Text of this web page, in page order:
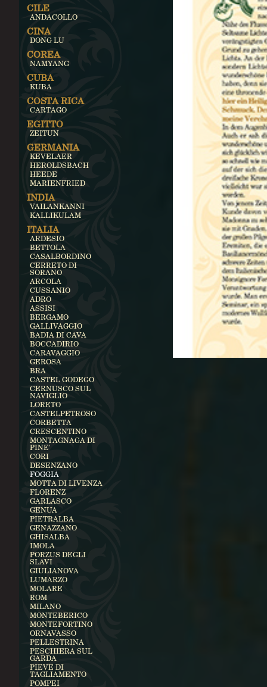
CILE
ANDACOLLO
CINA
DONG LU
COREA
NAMYANG
CUBA
KUBA
COSTA RICA
CARTAGO
EGITTO
ZEITUN
GERMANIA
KEVELAER
HEROLDSBACH
HEEDE
MARIENFRIED
INDIA
VAILANKANNI
KALLIKULAM
ITALIA
ARDESIO
BETTOLA
CASALBORDINO
CERRETO DI
SORANO
ARCOLA
CUSSANIO
ADRO
ASSISI
BERGAMO
GALLIVAGGIO
BADIA DI CAVA
BOCCADIRIO
CARAVAGGIO
GEROSA
BRA
CASTEL GODEGO
CERNUSCO SUL
NAVIGLIO
LORETO
CASTELPETROSO
CORBETTA
CRESCENTINO
MONTAGNAGA DI
PINE'
CORI
DESENZANO
FOGGIA
MOTTA DI LIVENZA
FLORENZ
GARLASCO
GENUA
PIETRALBA
GENAZZANO
GHISALBA
IMOLA
PORZUS DEGLI
SLAVI
GIULIANOVA
LUMARZO
MOLARE
ROM
MILANO
MONTEBERICO
MONTEFORTINO
ORNAVASSO
PELLESTRINA
PESCHIERA SUL
GARDA
PIEVE DI
TAGLIAMENTO
POMPEI